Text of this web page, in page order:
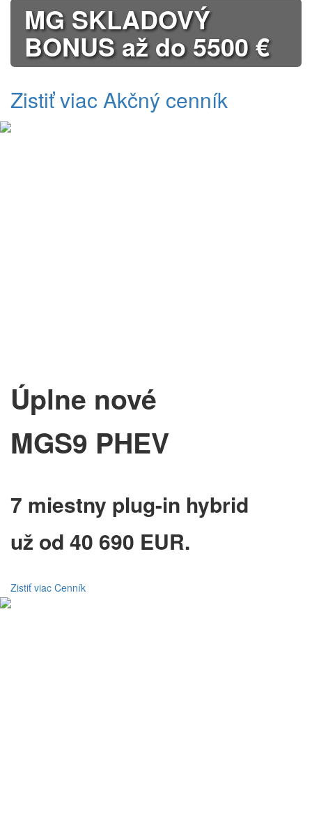
MG SKLADOVÝ
BONUS až do 5500 €
Zistiť viacAkčný cenník
Úplne nové
MGS9 PHEV
7 miestny plug-in hybrid
už od 40 690 EUR.
Zistiť viac Cenník